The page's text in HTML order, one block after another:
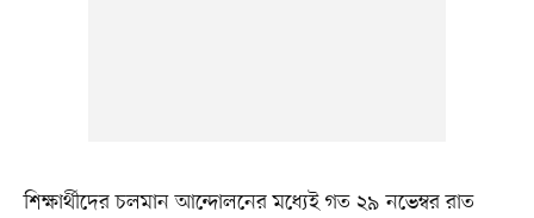
শিক্ষার্থীদের চলমান আন্দোলনের মধ্যেই গত ২৯ নভেম্বর রাত